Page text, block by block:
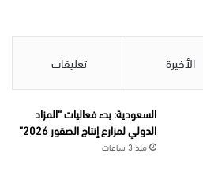
الأخيرة تعليقات
السعودية: بدء فعاليات “المزاد
الدولي لمزارع إنتاج الصقور 2026”
منذ 3 ساعات